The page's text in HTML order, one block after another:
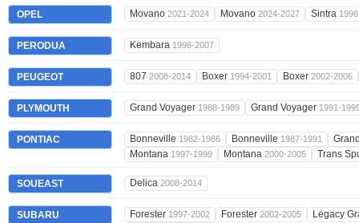
OPEL Movano 2021-2024 Movano 2024-2027 Sintra
PERODUA Kembara 1998-2007
PEUGEOT 807 2008-2014 Boxer 1994-2001 Boxer 2002-2006
PLYMOUTH Grand Voyager 1988-1989 Grand Voyager 1991-
PONTIAC Bonneville 1982-1986 Bonneville 1987-1991
Montana 1997-1999 Montana 2000-2005 Trans
SOUEAST Delica 2008-2014
SUBARU Forester 1997-2002 Forester 2002-2005
Legacy